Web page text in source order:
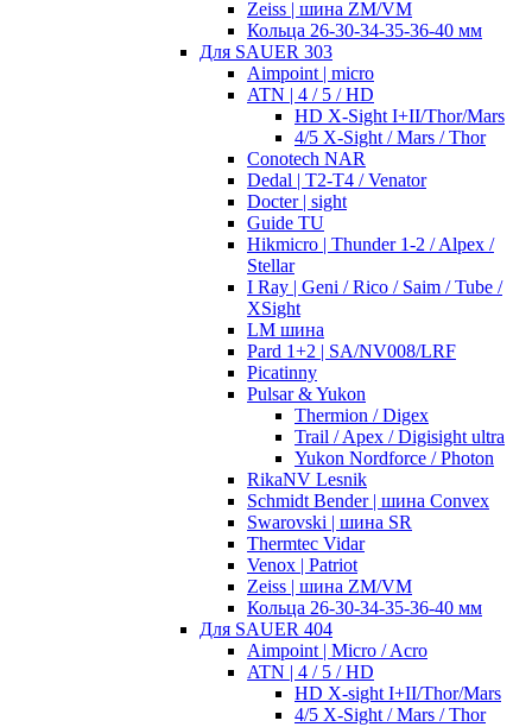
Zeiss | шина ZM/VM
Кольца 26-30-34-35-36-40 мм
Для SAUER 303
Aimpoint | micro
ATN | 4 / 5 / HD
HD X-Sight I+II/Thor/Mars
4/5 X-Sight / Mars / Thor
Conotech NAR
Dedal | T2-T4 / Venator
Docter | sight
Guide TU
Hikmicro | Thunder 1-2 / Alpex /
Stellar
I Ray | Geni / Rico / Saim / Tube /
XSight
LM шина
Pard 1+2 | SA/NV008/LRF
Picatinny
Pulsar & Yukon
Thermion / Digex
Trail / Apex / Digisight ultra
Yukon Nordforce / Photon
RikaNV Lesnik
Schmidt Bender | шина Convex
Swarovski | шина SR
Thermtec Vidar
Venox | Patriot
Zeiss | шина ZM/VM
Кольца 26-30-34-35-36-40 мм
Для SAUER 404
Aimpoint | Micro / Acro
ATN | 4 / 5 / HD
HD X-sight I+II/Thor/Mars
4/5 X-Sight / Mars / Thor